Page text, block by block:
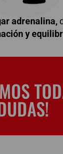
adrenalina,
y